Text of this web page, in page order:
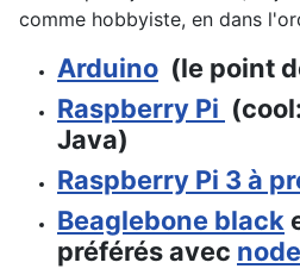
comme hobbyiste, en dans
Arduino (le point
Raspberry Pi
Java)
Raspberry Pi 3 à
Beaglebone black
préférés avec